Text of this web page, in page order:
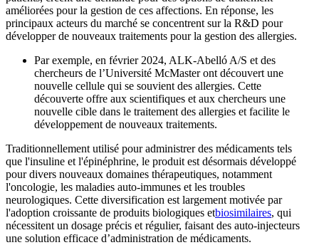
améliorées pour la gestion de ces affections. En réponse, les
principaux acteurs du marché se concentrent sur la R&D pour
développer de nouveaux traitements pour la gestion des allergies.
Par exemple, en février 2024, ALK-Abelló A/S et des
chercheurs de l’Université McMaster ont découvert une
nouvelle cellule qui se souvient des allergies. Cette
découverte offre aux scientifiques et aux chercheurs une
nouvelle cible dans le traitement des allergies et facilite le
développement de nouveaux traitements.
Traditionnellement utilisé pour administrer des médicaments tels
que l'insuline et l'épinéphrine, le produit est désormais développé
pour divers nouveaux domaines thérapeutiques, notamment
l'oncologie, les maladies auto-immunes et les troubles
neurologiques. Cette diversification est largement motivée par
l'adoption croissante de produits biologiques etbiosimilaires, qui
nécessitent un dosage précis et régulier, faisant des auto-injecteurs
une solution efficace d’administration de médicaments.